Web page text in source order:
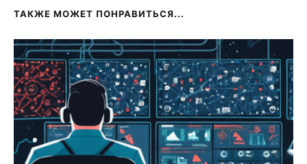
ТАКЖЕ МОЖЕТ ПОНРАВИТЬСЯ...